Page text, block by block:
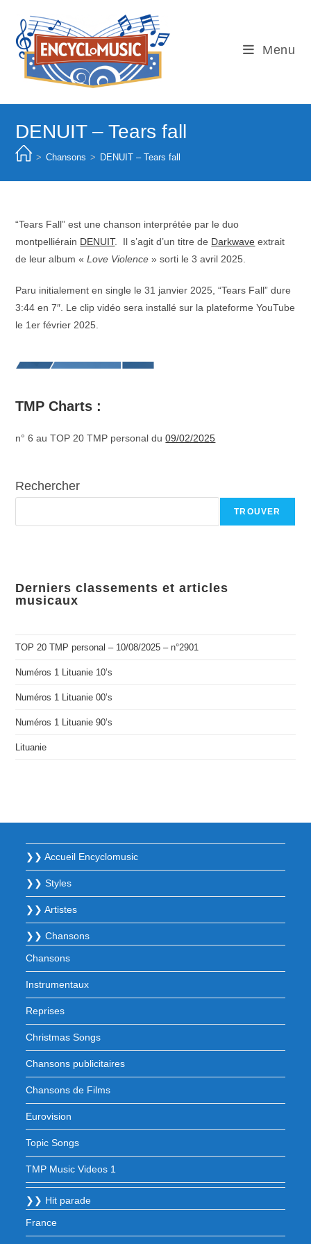
content
Menu
DENUIT – Tears fall
> Chansons > DENUIT – Tears fall
“Tears Fall” est une chanson interprétée par le duo
montpelliérain DENUIT. Il s’agit d’un titre de Darkwave extrait
de leur album «Love Violence » sorti le 3 avril 2025.
Paru initialement en single le 31 janvier 2025, “Tears Fall” dure
3:44 en 7″. Le clip vidéo sera installé sur la plateforme YouTube
le 1er février 2025.
TMP Charts :
n° 6 au TOP 20 TMP personal du09/02/2025
Rechercher
TROUVER
Derniers classements et articles
musicaux
TOP 20 TMP personal – 10/08/2025 – n°2901
Numéros 1 Lituanie 10’s
Numéros 1 Lituanie 00’s
Numéros 1 Lituanie 90’s
Lituanie
❯❯ Accueil Encyclomusic
❯❯ Styles
❯❯ Artistes
❯❯ Chansons
Chansons
Instrumentaux
Reprises
Christmas Songs
Chansons publicitaires
Chansons de Films
Eurovision
Topic Songs
TMP Music Videos 1
❯❯ Hit parade
France